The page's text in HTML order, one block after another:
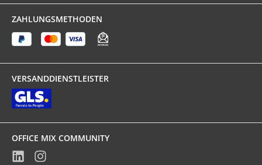
ZAHLUNGSMETHODEN
VERSANDDIENSTLEISTER
OFFICE MIX COMMUNITY